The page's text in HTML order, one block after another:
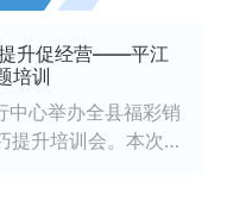
提升促经营——平江
培训
心举办全县福彩销
提升培训会。本次培